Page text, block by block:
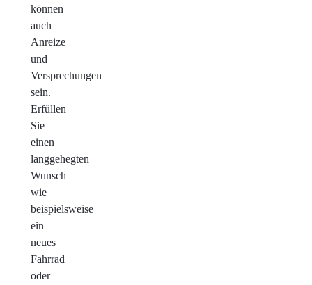
können
auch
Anreize
und
Versprechungen
sein.
Erfüllen
Sie
einen
langgehegten
Wunsch
wie
beispielsweise
ein
neues
Fahrrad
oder